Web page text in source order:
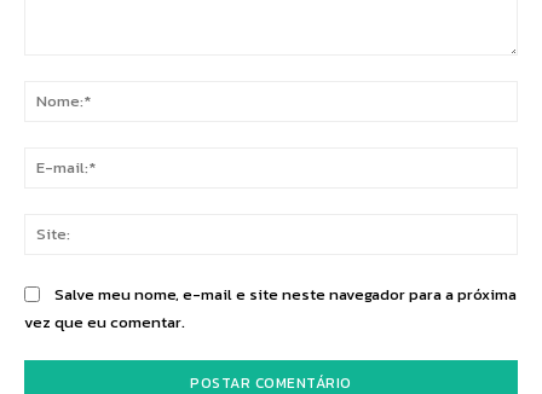
Salve meu nome, e-mail e site neste navegador para a próxima
vez que eu comentar.